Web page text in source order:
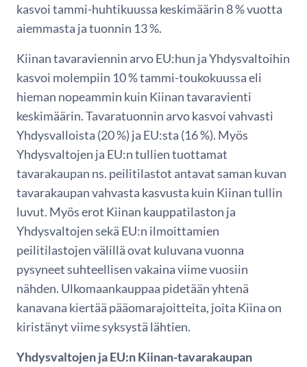
kasvoi tammi-huhtikuussa keskimäärin 8 % vuotta
aiemmasta ja tuonnin 13 %.
Kiinan tavaraviennin arvo EU:hun ja Yhdysvaltoihin
kasvoi molempiin 10 % tammi-toukokuussa eli
hieman nopeammin kuin Kiinan tavaravienti
keskimäärin. Tavaratuonnin arvo kasvoi vahvasti
Yhdysvalloista (20 %) ja EU:sta (16 %). Myös
Yhdysvaltojen ja EU:n tullien tuottamat
tavarakaupan ns. peilitilastot antavat saman kuvan
tavarakaupan vahvasta kasvusta kuin Kiinan tullin
luvut. Myös erot Kiinan kauppatilaston ja
Yhdysvaltojen sekä EU:n ilmoittamien
peilitilastojen välillä ovat kuluvana vuonna
pysyneet suhteellisen vakaina viime vuosiin
nähden. Ulkomaankauppaa pidetään yhtenä
kanavana kiertää pääomarajoitteita, joita Kiina on
kiristänyt viime syksystä lähtien.
Yhdysvaltojen ja EU:n Kiinan-tavarakaupan